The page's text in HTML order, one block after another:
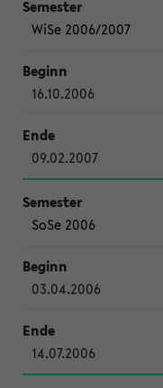
WiSe 2006/2007
16.10.2006
09.02.2007
SoSe 2006
03.04.2006
14.07.2006